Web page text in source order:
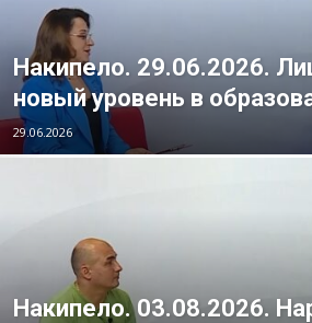
Накипело. 29.06.2026.
новый уровень в
29.06.2026
Накипело. 03.08.2026.